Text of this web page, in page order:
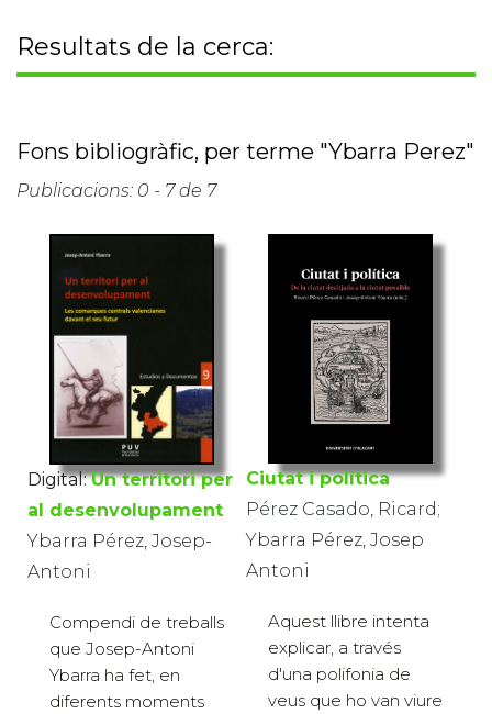
Resultats de la cerca:
Fons bibliogràfic, per terme "Ybarra Perez"
Publicacions: 0 - 7 de 7
Digital: Un territori per
al desenvolupament
Ybarra Pérez, Josep-
Antoni
Compendi de treballs
que Josep-Antoni
Ybarra ha fet, en
diferents moments
Ciutat i política
Pérez Casado, Ricard;
Ybarra Pérez, Josep
Antoni
Aquest llibre intenta
explicar, a través
d'una polifonia de
veus que ho van viure